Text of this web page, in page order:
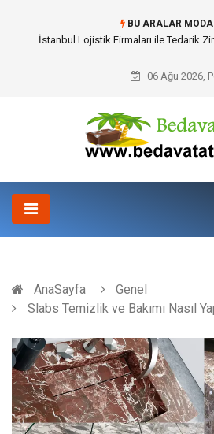
BU ARALAR MODA
Dalaman Bozburun Transfer: Seyahat
06 Ağu 2026,
AnaSayfa
Genel
Slabs Temizlik ve Bakımı Nasıl